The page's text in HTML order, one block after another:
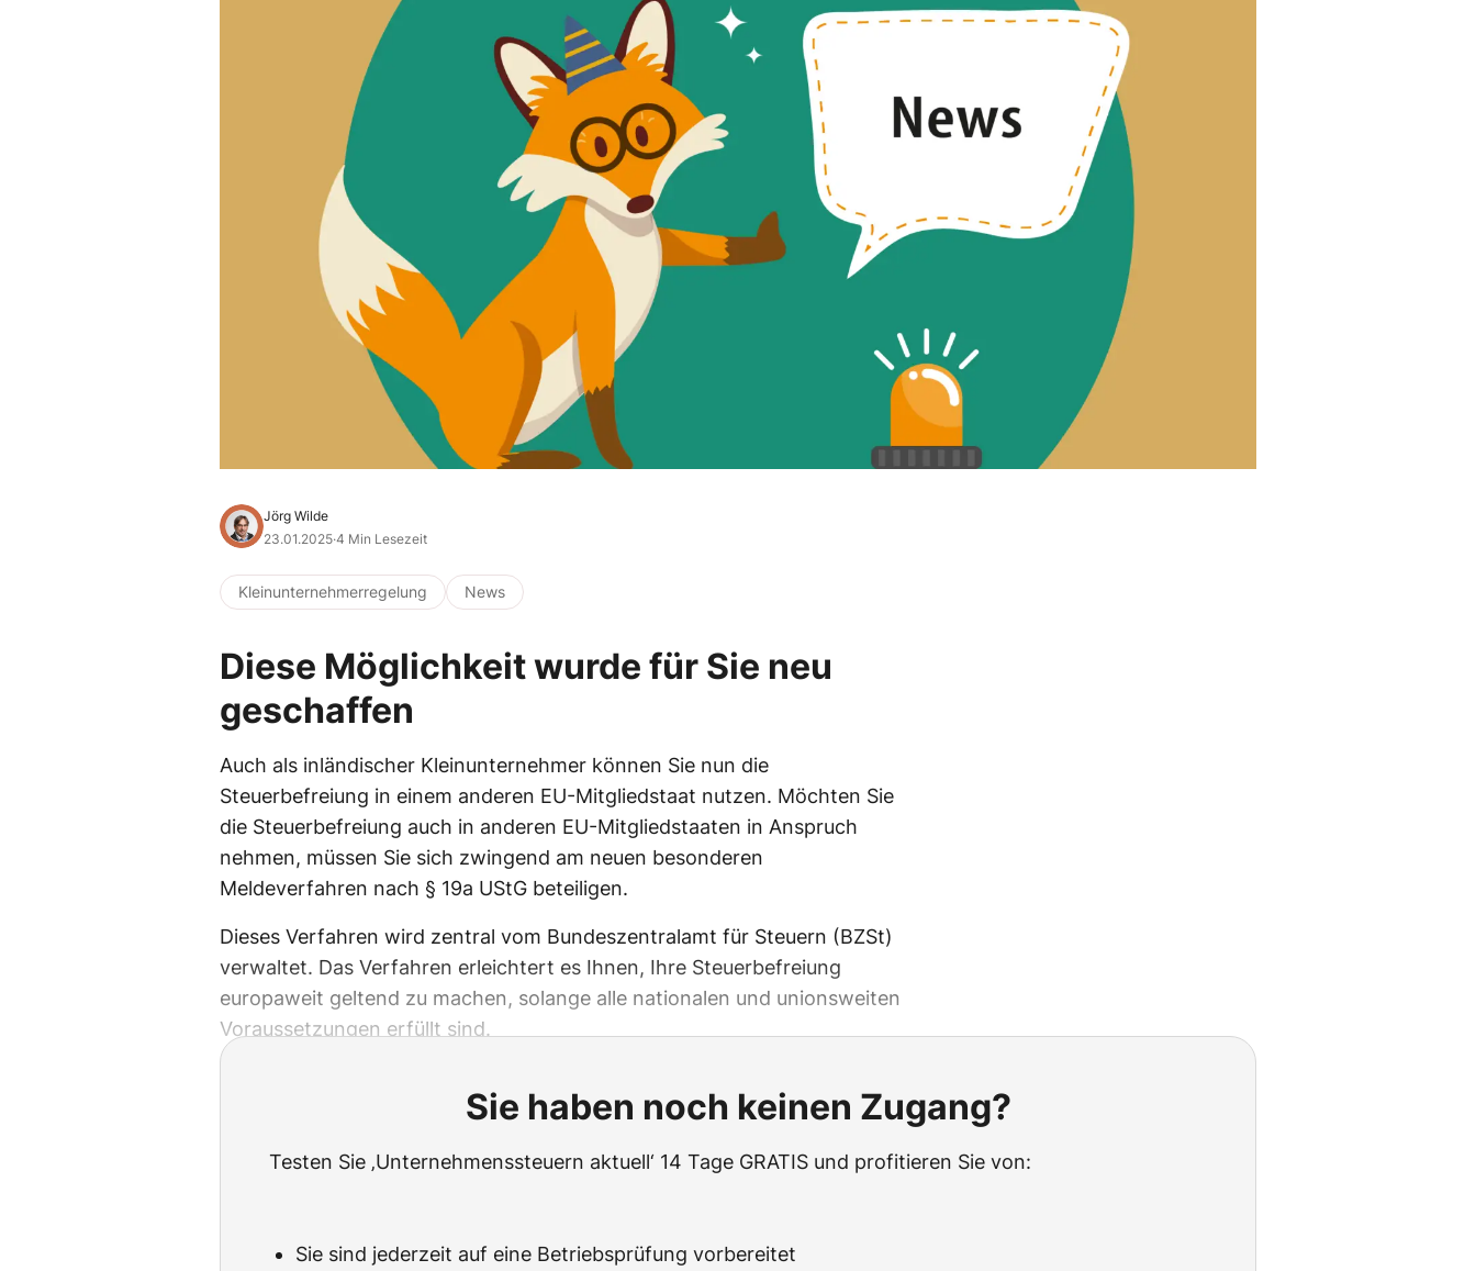
Jörg Wilde
23.01.2025·4 Min Lesezeit
Kleinunternehmerregelung News
Diese Möglichkeit wurde für Sie neu
geschaffen
Auch als inländischer Kleinunternehmer können Sie nun die
Steuerbefreiung in einem anderen EU-Mitgliedstaat nutzen. Möchten Sie
die Steuerbefreiung auch in anderen EU-Mitgliedstaaten in Anspruch
nehmen, müssen Sie sich zwingend am neuen besonderen
Meldeverfahren nach § 19a UStG beteiligen.
Dieses Verfahren wird zentral vom Bundeszentralamt für Steuern (BZSt)
verwaltet. Das Verfahren erleichtert es Ihnen, Ihre Steuerbefreiung
europaweit geltend zu machen, solange alle nationalen und unionsweiten
Voraussetzungen erfüllt sind.
Sie haben noch keinen Zugang?
Testen Sie ‚Unternehmenssteuern aktuell‘ 14 Tage GRATIS und profitieren Sie von:
Sie sind jederzeit auf eine Betriebsprüfung vorbereitet